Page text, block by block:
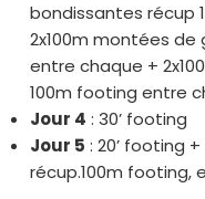
bondissantes récup
2x100m montées de
entre chaque +
100m footing entre
Jour 4 : 30’ footing
Jour 5 : 20’ footing +
récup.100m footing,